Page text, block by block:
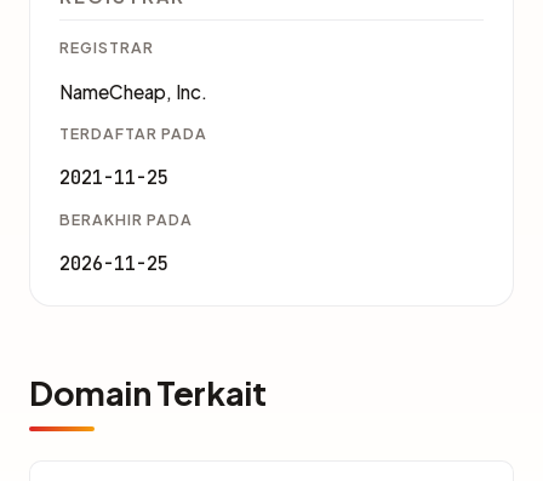
REGISTRAR
NameCheap, Inc.
TERDAFTAR PADA
2021-11-25
BERAKHIR PADA
2026-11-25
Domain Terkait